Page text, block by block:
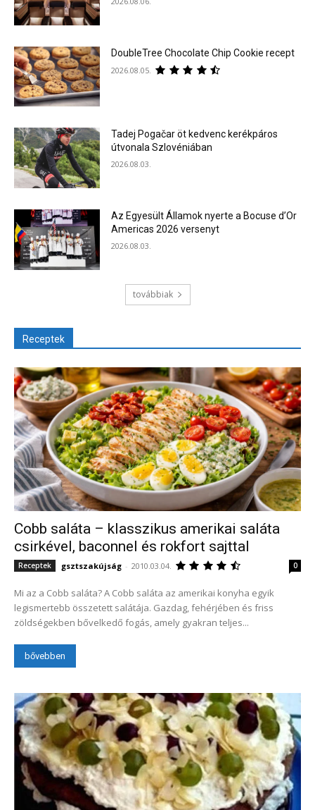
DoubleTree Chocolate Chip Cookie recept
2026.08.05.
Tadej Pogačar öt kedvenc kerékpáros
útvonala Szlovéniában
2026.08.03.
Az Egyesült Államok nyerte a Bocuse d’Or
Americas 2026 versenyt
2026.08.03.
továbbiak
Receptek
Cobb saláta – klasszikus amerikai saláta
csirkével, baconnel és rokfort sajttal
Receptek gsztszakújság - 2010.03.04. 0
Mi az a Cobb saláta? A Cobb saláta az amerikai konyha egyik
legismertebb összetett salátája. Gazdag, fehérjében és friss
zöldségekben bővelkedő fogás, amely gyakran teljes...
bővebben